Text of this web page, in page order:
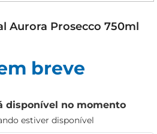
Aurora Prosecco 750ml
breve
disponível no momento
estiver disponível